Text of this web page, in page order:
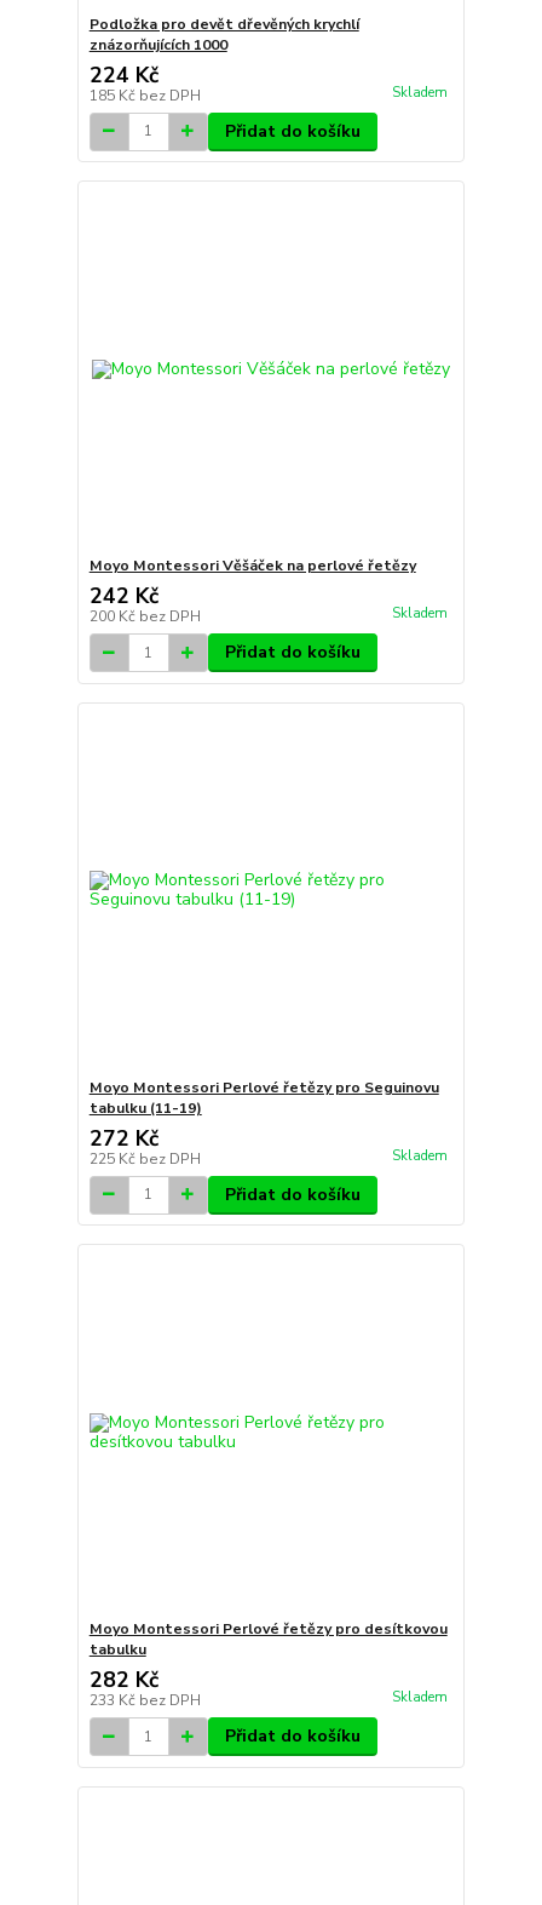
Podložka pro devět dřevěných krychlí
znázorňujících 1000
224 Kč
185 Kč bez DPH Skladem
Přidat do košíku
Moyo Montessori Věšáček na perlové řetězy
242 Kč
200 Kč bez DPH Skladem
Přidat do košíku
Moyo Montessori Perlové řetězy pro Seguinovu
tabulku (11-19)
272 Kč
225 Kč bez DPH Skladem
Přidat do košíku
Moyo Montessori Perlové řetězy pro desítkovou
tabulku
282 Kč
233 Kč bez DPH Skladem
Přidat do košíku